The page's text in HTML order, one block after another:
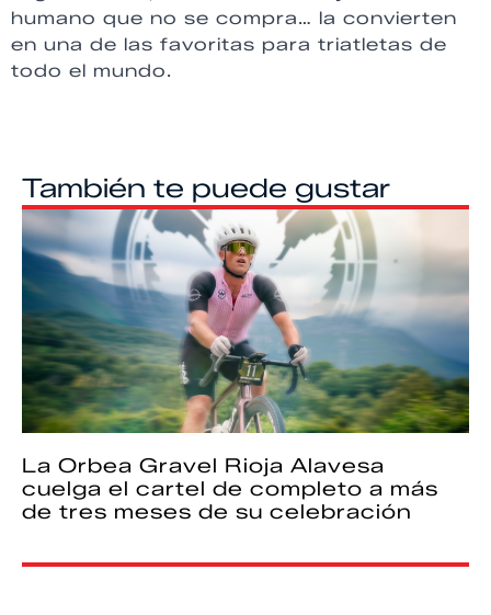
humano que no se compra… la convierten
en una de las favoritas para triatletas de
todo el mundo.
También te puede gustar
La Orbea Gravel Rioja Alavesa
cuelga el cartel de completo a más
de tres meses de su celebración